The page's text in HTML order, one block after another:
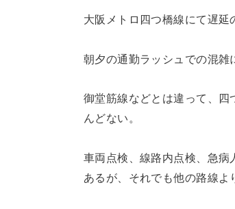
大阪メトロ四つ橋線にて遅延
朝夕の通勤ラッシュでの混雑
御堂筋線などとは違って、四
んどない。
車両点検、線路内点検、急
あるが、それでも他の路線よ